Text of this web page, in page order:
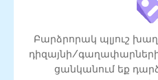
Բարձրորակ պլյուշ
դիզայնի/
ցանկանում եք